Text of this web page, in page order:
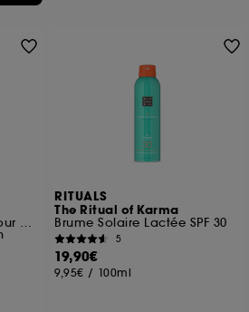
Baume après-rasage pour homme
RITUALS
The Ritual of Karma
Brume Solaire Lactée SPF 30
5
19,90€
9,95€ / 100ml